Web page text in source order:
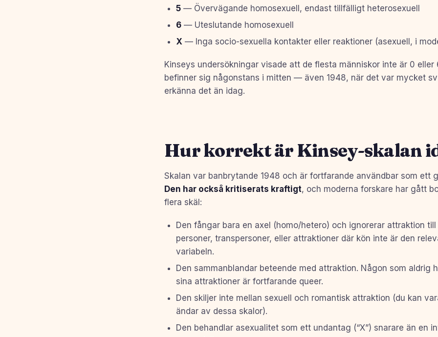
5— Övervägande homosexuell, endast tillfälligt heterosexuell
6— Uteslutande homosexuell
X — Inga socio-sexuella kontakter eller reaktioner (asexuell, i
Kinseys undersökningar visade att de flesta människor inte är 0 eller
befinner sig någonstans i mitten — även 1948, när det var mycket
erkänna det än idag.
Hur korrekt är Kinsey-skalan
Skalan var banbrytande 1948 och är fortfarande användbar som ett
Den har också kritiserats kraftigt, och moderna forskare har gått
flera skäl:
Den fångar bara en axel (homo/hetero) och ignorerar attraktion
personer, transpersoner, eller attraktioner där kön inte är den
variabeln.
Den sammanblandar beteende med attraktion. Någon som aldrig
sina attraktioner är fortfarande queer.
Den skiljer inte mellan sexuell och romantisk attraktion (du kan
ändar av dessa skalor).
Den behandlar asexualitet som ett undantag (“X”) snarare än en